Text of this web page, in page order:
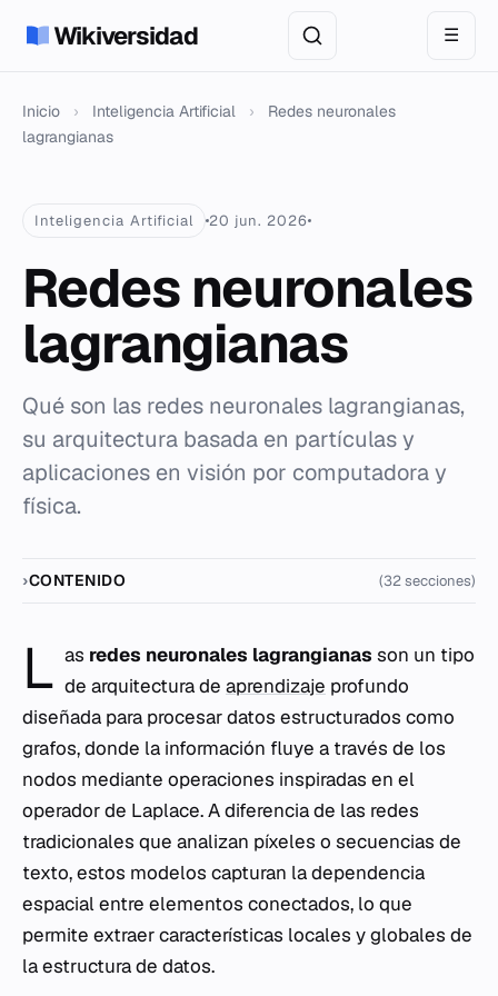
Wikiversidad ☰
Inicio › Inteligencia Artificial ›
Redes neuronales
lagrangianas
Inteligencia Artificial 20 jun. 2026
Redes neuronales
lagrangianas
Qué son las redes neuronales lagrangianas,
su arquitectura basada en partículas y
aplicaciones en visión por computadora y
física.
CONTENIDO (32 secciones)
L as redes neuronales lagrangianas son un tipo
de arquitectura de aprendizaje profundo
diseñada para procesar datos estructurados como
grafos, donde la información fluye a través de los
nodos mediante operaciones inspiradas en el
operador de Laplace. A diferencia de las redes
tradicionales que analizan píxeles o secuencias de
texto, estos modelos capturan la dependencia
espacial entre elementos conectados, lo que
permite extraer características locales y globales de
la estructura de datos.